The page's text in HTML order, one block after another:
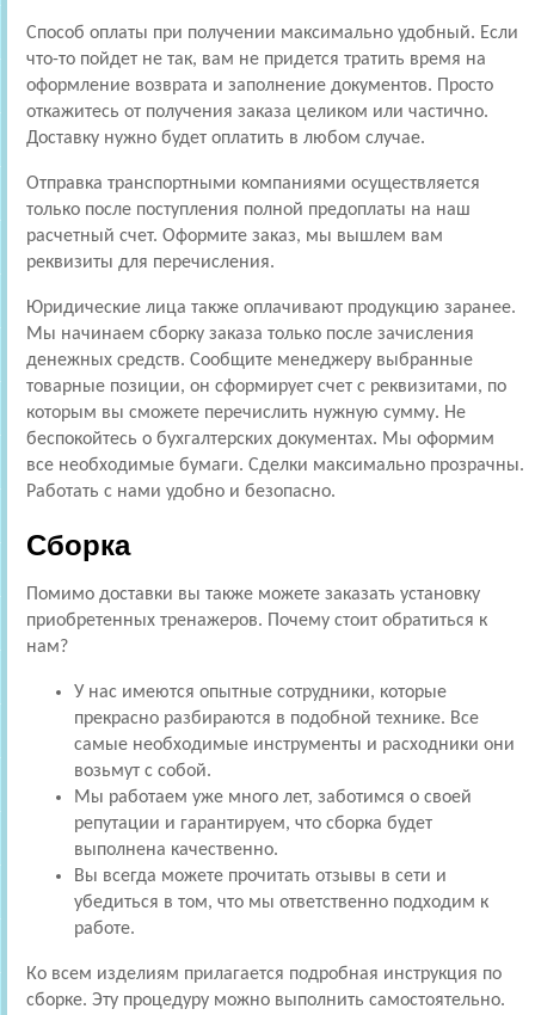
Способ оплаты при получении максимально удобный. Если
что-то пойдет не так, вам не придется тратить время на
оформление возврата и заполнение документов. Просто
откажитесь от получения заказа целиком или частично.
Доставку нужно будет оплатить в любом случае.
Отправка транспортными компаниями осуществляется
только после поступления полной предоплаты на наш
расчетный счет. Оформите заказ, мы вышлем вам
реквизиты для перечисления.
Юридические лица также оплачивают продукцию заранее.
Мы начинаем сборку заказа только после зачисления
денежных средств. Сообщите менеджеру выбранные
товарные позиции, он сформирует счет с реквизитами, по
которым вы сможете перечислить нужную сумму. Не
беспокойтесь о бухгалтерских документах. Мы оформим
все необходимые бумаги. Сделки максимально прозрачны.
Работать с нами удобно и безопасно.
Сборка
Помимо доставки вы также можете заказать установку
приобретенных тренажеров. Почему стоит обратиться к
нам?
У нас имеются опытные сотрудники, которые
прекрасно разбираются в подобной технике. Все
самые необходимые инструменты и расходники они
возьмут с собой.
Мы работаем уже много лет, заботимся о своей
репутации и гарантируем, что сборка будет
выполнена качественно.
Вы всегда можете прочитать отзывы в сети и
убедиться в том, что мы ответственно подходим к
работе.
Ко всем изделиям прилагается подробная инструкция по
сборке. Эту процедуру можно выполнить самостоятельно.